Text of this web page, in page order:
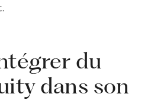
du
dans son